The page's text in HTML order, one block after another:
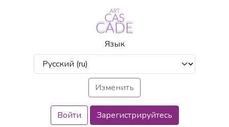
Язык
Войти Зарегистрируйтесь